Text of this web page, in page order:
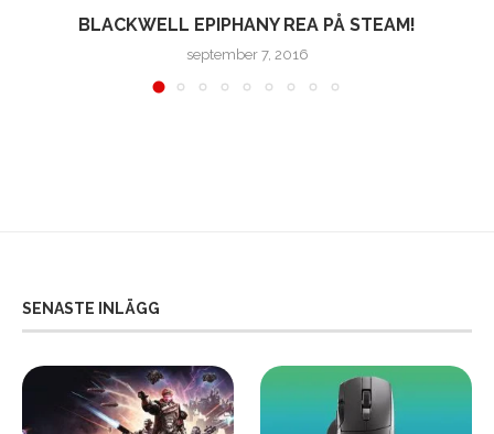
BLACKWELL EPIPHANY REA PÅ STEAM!
september 7, 2016
SENASTE INLÄGG